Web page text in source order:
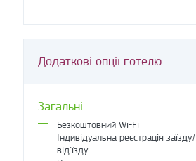
Додаткові опції готелю
Загальні
Безкоштовний Wi-Fi
Індивідуальна реєстрація заїзду/
від'їзду